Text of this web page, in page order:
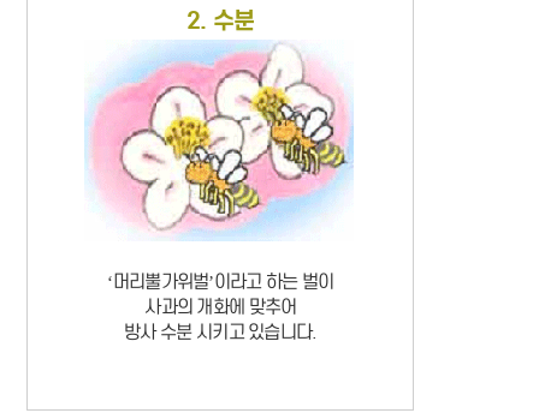
2. 수분
‘머리뿔가위벌’이라고 하는 벌이
사과의 개화에 맞추어
방사 수분 시키고 있습니다.